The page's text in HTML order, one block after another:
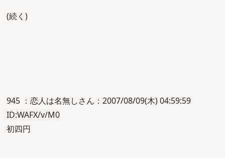
(続く)
945 ：恋人は名無しさん：2007/08/09(木) 04:59:59
ID:WAFX/v/M0
初四円